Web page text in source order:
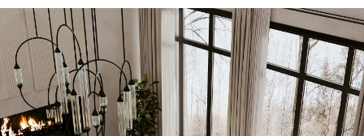
Что касается ткани, взамен тактильно
неприятного и электризующегося Оксфорда
мы предлагаем широкий выбор элитных
обивочных материалов Европейского
производства.
Наши материалы разработаны с учетом
реальной жизни - чехлы очень легко
менять, стирать в машине, они отличаются
долговечным качеством и исключительной